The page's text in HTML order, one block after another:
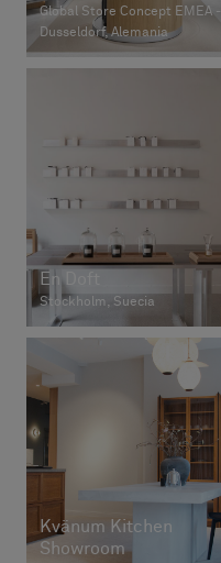
Global Store Concept EMEA -
Dusseldorf, Alemania
En Doft
Stockholm, Suecia
Kvänum Kitchen
Showroom